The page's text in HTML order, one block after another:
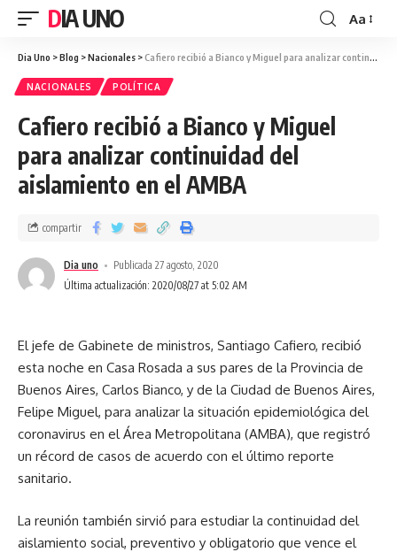
DIA UNO Aa
Dia Uno >Blog >Nacionales >Cafiero recibió a Bianco y Miguel para analizar continuidad del aislamiento en el AMBA
NACIONALES POLÍTICA
Cafiero recibió a Bianco y Miguel
para analizar continuidad del
aislamiento en el AMBA
Última actualización: 2020/08/27 at 5:02 AM
Dia uno Publicada 27 agosto, 2020
compartir
El jefe de Gabinete de ministros, Santiago Cafiero, recibió
esta noche en Casa Rosada a sus pares de la Provincia de
Buenos Aires, Carlos Bianco, y de la Ciudad de Buenos Aires,
Felipe Miguel, para analizar la situación epidemiológica del
coronavirus en el Área Metropolitana (AMBA), que registró
un récord de casos de acuerdo con el último reporte
sanitario.
La reunión también sirvió para estudiar la continuidad del
aislamiento social, preventivo y obligatorio que vence el